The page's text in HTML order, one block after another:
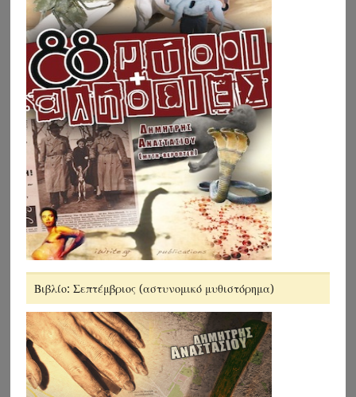
Βιβλίο: Σεπτέμβριος (αστυνομικό μυθιστόρημα)